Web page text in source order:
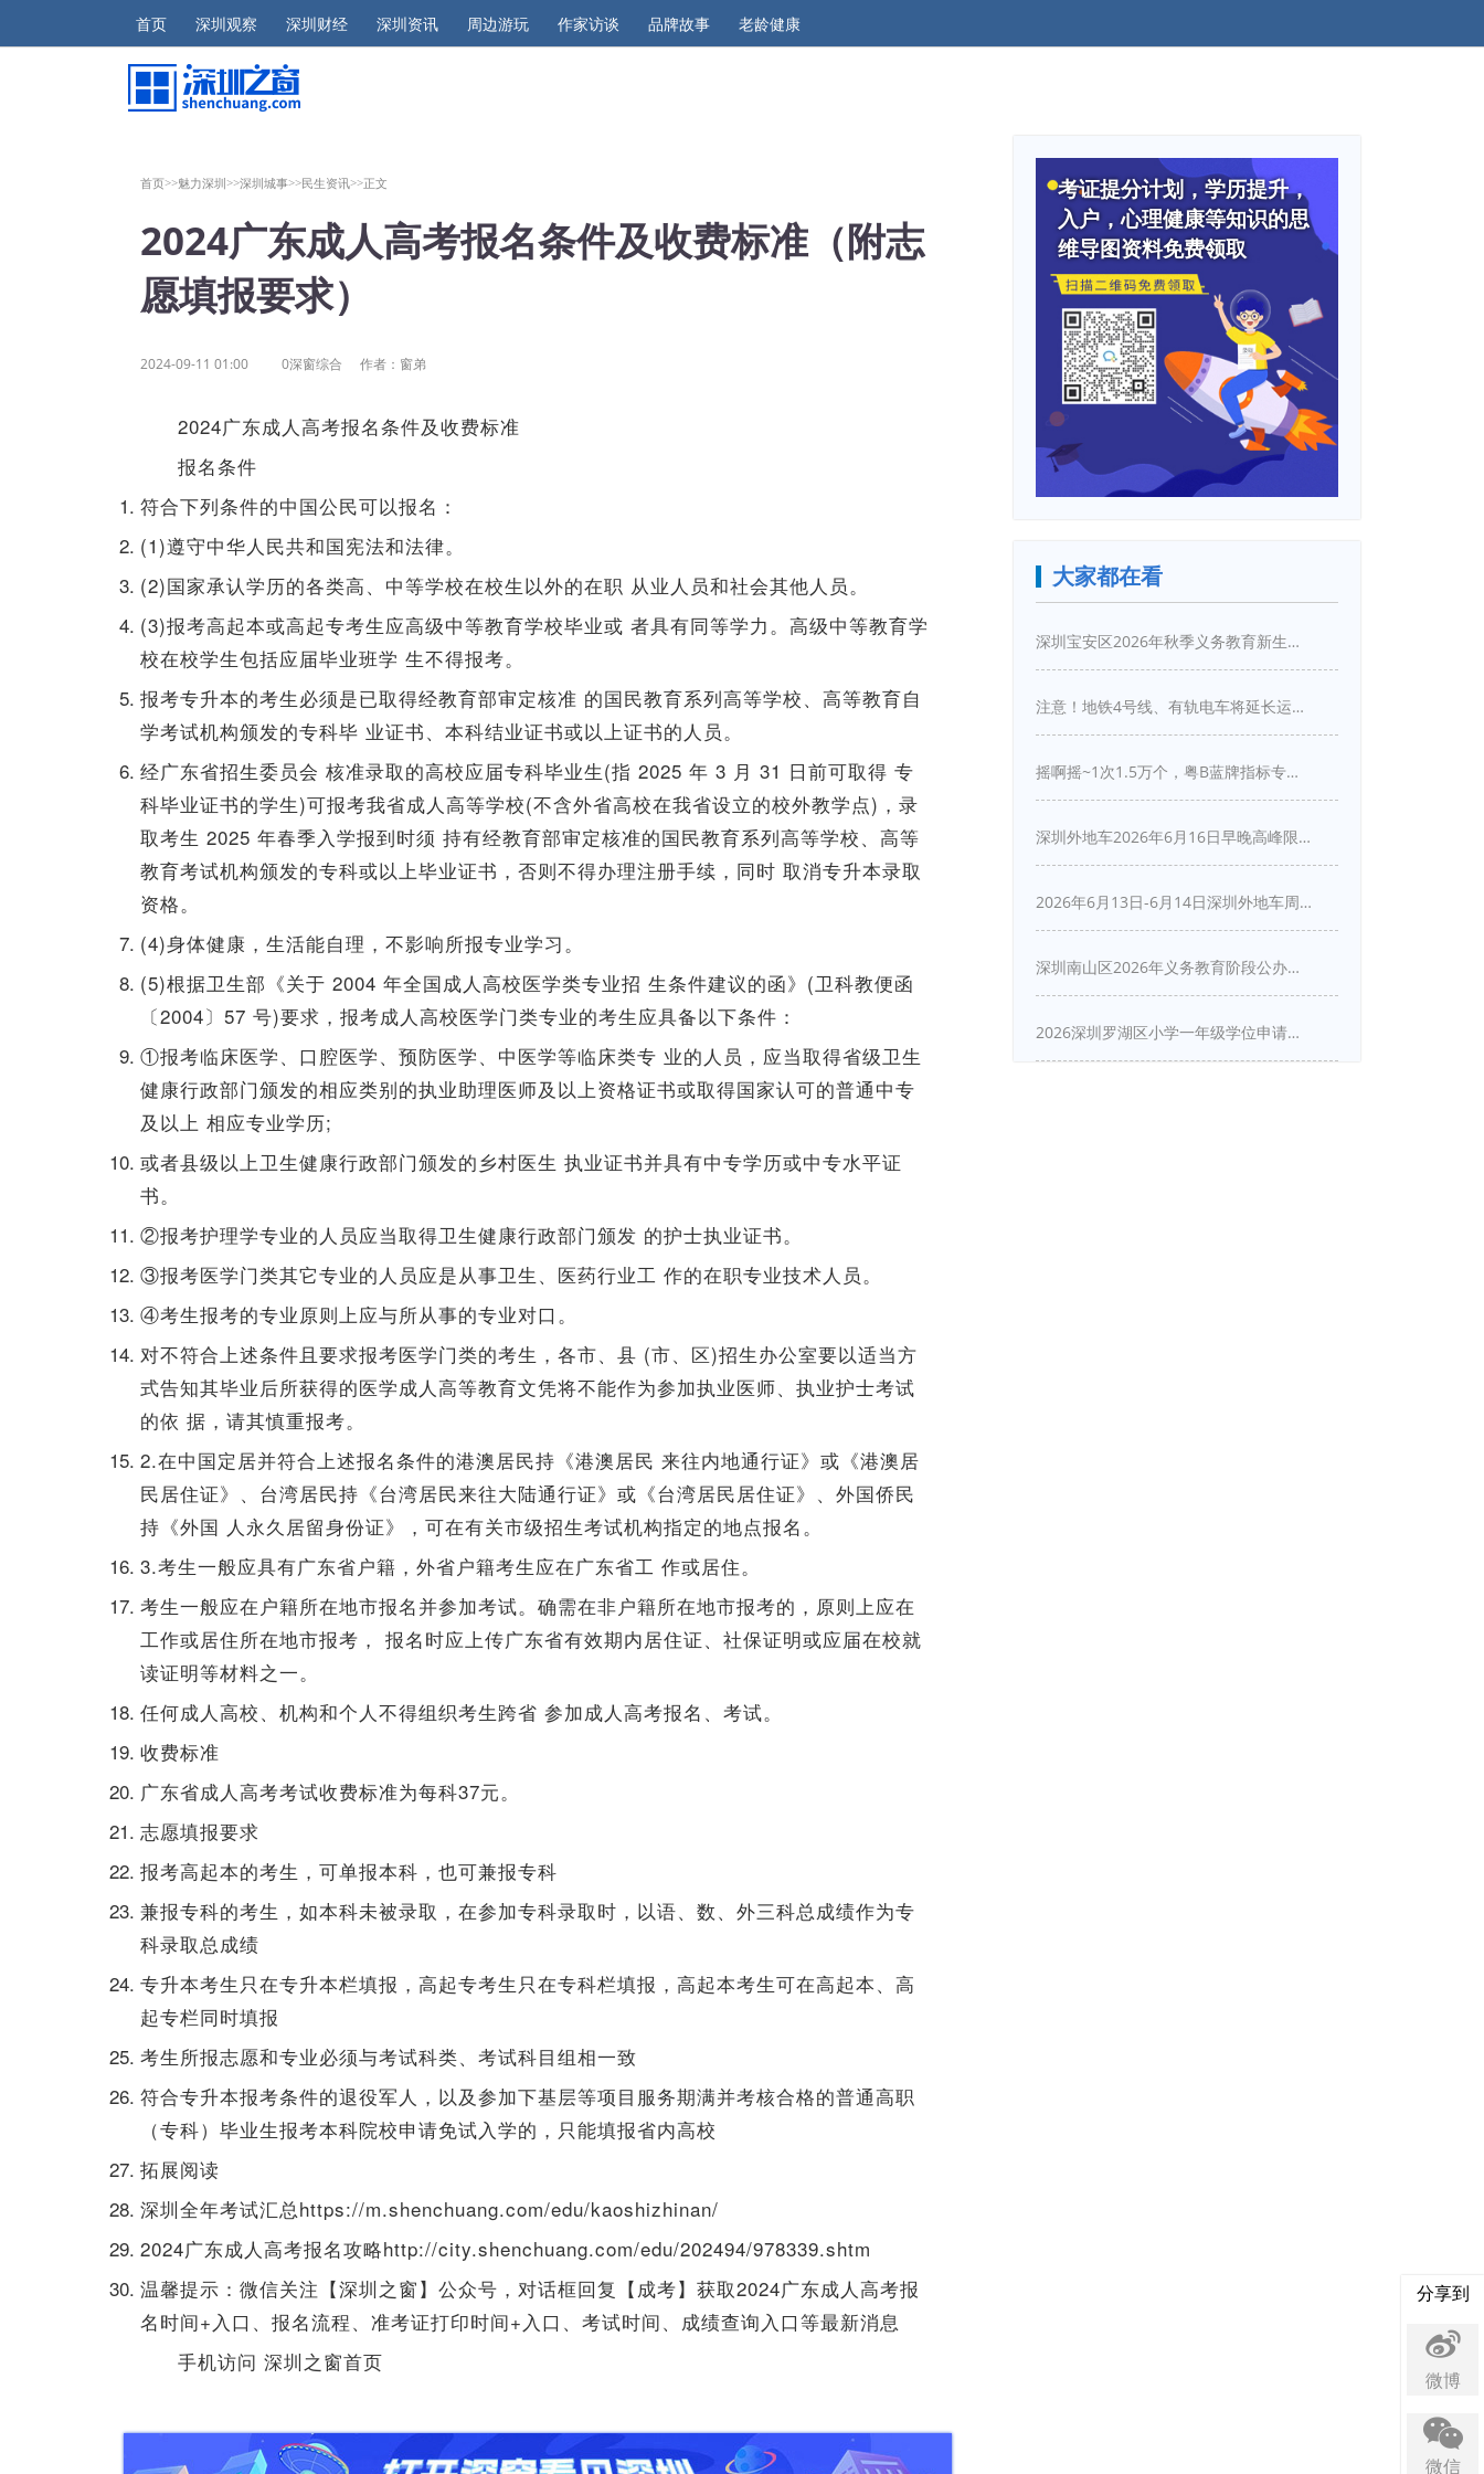
首页 深圳观察 深圳财经 深圳资讯 周边游玩 作家访谈 品牌故事 老龄健康
首页>>魅力深圳>>深圳城事>>民生资讯>>正文
2024广东成人高考报名条件及收费标准（附志
愿填报要求）
2024-09-11 01:00 0深窗综合 作者：窗弟
2024广东成人高考报名条件及收费标准
报名条件
符合下列条件的中国公民可以报名：
(1)遵守中华人民共和国宪法和法律。
(2)国家承认学历的各类高、中等学校在校生以外的在职 从业人员和社会其他人员。
(3)报考高起本或高起专考生应高级中等教育学校毕业或 者具有同等学力。高级中等教育学
校在校学生包括应届毕业班学 生不得报考。
报考专升本的考生必须是已取得经教育部审定核准 的国民教育系列高等学校、高等教育自
学考试机构颁发的专科毕 业证书、本科结业证书或以上证书的人员。
经广东省招生委员会 核准录取的高校应届专科毕业生(指 2025 年 3 月 31 日前可取得 专
科毕业证书的学生)可报考我省成人高等学校(不含外省高校在我省设立的校外教学点)，录
取考生 2025 年春季入学报到时须 持有经教育部审定核准的国民教育系列高等学校、高等
教育考试机构颁发的专科或以上毕业证书，否则不得办理注册手续，同时 取消专升本录取
资格。
(4)身体健康，生活能自理，不影响所报专业学习。
(5)根据卫生部《关于 2004 年全国成人高校医学类专业招 生条件建议的函》(卫科教便函
〔2004〕57 号)要求，报考成人高校医学门类专业的考生应具备以下条件：
①报考临床医学、口腔医学、预防医学、中医学等临床类专 业的人员，应当取得省级卫生
健康行政部门颁发的相应类别的执业助理医师及以上资格证书或取得国家认可的普通中专
及以上 相应专业学历;
或者县级以上卫生健康行政部门颁发的乡村医生 执业证书并具有中专学历或中专水平证
书。
②报考护理学专业的人员应当取得卫生健康行政部门颁发 的护士执业证书。
③报考医学门类其它专业的人员应是从事卫生、医药行业工 作的在职专业技术人员。
④考生报考的专业原则上应与所从事的专业对口。
对不符合上述条件且要求报考医学门类的考生，各市、县 (市、区)招生办公室要以适当方
式告知其毕业后所获得的医学成人高等教育文凭将不能作为参加执业医师、执业护士考试
的依 据，请其慎重报考。
2.在中国定居并符合上述报名条件的港澳居民持《港澳居民 来往内地通行证》或《港澳居
民居住证》、台湾居民持《台湾居民来往大陆通行证》或《台湾居民居住证》、外国侨民
持《外国 人永久居留身份证》，可在有关市级招生考试机构指定的地点报名。
3.考生一般应具有广东省户籍，外省户籍考生应在广东省工 作或居住。
考生一般应在户籍所在地市报名并参加考试。确需在非户籍所在地市报考的，原则上应在
工作或居住所在地市报考， 报名时应上传广东省有效期内居住证、社保证明或应届在校就
读证明等材料之一。
任何成人高校、机构和个人不得组织考生跨省 参加成人高考报名、考试。
收费标准
广东省成人高考考试收费标准为每科37元。
志愿填报要求
报考高起本的考生，可单报本科，也可兼报专科
兼报专科的考生，如本科未被录取，在参加专科录取时，以语、数、外三科总成绩作为专
科录取总成绩
专升本考生只在专升本栏填报，高起专考生只在专科栏填报，高起本考生可在高起本、高
起专栏同时填报
考生所报志愿和专业必须与考试科类、考试科目组相一致
符合专升本报考条件的退役军人，以及参加下基层等项目服务期满并考核合格的普通高职
（专科）毕业生报考本科院校申请免试入学的，只能填报省内高校
拓展阅读
深圳全年考试汇总https://m.shenchuang.com/edu/kaoshizhinan/
2024广东成人高考报名攻略http://city.shenchuang.com/edu/202494/978339.shtm
温馨提示：微信关注【深圳之窗】公众号，对话框回复【成考】获取2024广东成人高考报
名时间+入口、报名流程、准考证打印时间+入口、考试时间、成绩查询入口等最新消息
手机访问 深圳之窗首页
分享到
微博
微信
考证提分计划，学历提升，
入户，心理健康等知识的思
维导图资料免费领取
大家都在看
深圳宝安区2026年秋季义务教育新生入学指引
注意！地铁4号线、有轨电车将延长运营服务！
摇啊摇~1次1.5万个，粤B蓝牌指标专项摇号又来啦！
深圳外地车2026年6月16日早晚高峰限行详情
2026年6月13日-6月14日深圳外地车周末限行吗
深圳南山区2026年义务教育阶段公办学校新生入学申请指南
2026深圳罗湖区小学一年级学位申请指南